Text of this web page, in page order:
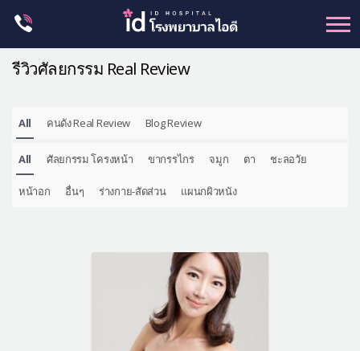
ศัลยกรรม โครงหน้า
ขากรรไกร
จมูก
รีวิวศัลยกรรม Real Review
All คนดัง Real Review Blog Review
All ศัลยกรรม โครงหน้า ขากรรไกร จมูก ตา ชะลอวัย
หน้าอก อื่นๆ ร่างกาย-สัดส่วน แผนกผิวหนัง